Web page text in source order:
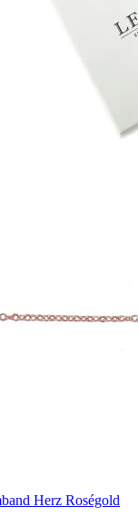
Herz Roségold